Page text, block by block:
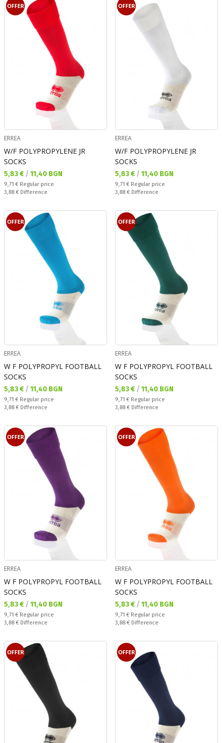
OFFER
ERREA
W/F POLYPROPYLENE JR
SOCKS
Текуща цена:
5,83 € / 11,40 BGN
Regular price:
9,71 € Regular price
Спестявате:
3,88 € Difference
OFFER
ERREA
W/F POLYPROPYLENE JR
SOCKS
Текуща цена:
5,83 € / 11,40 BGN
Regular price:
9,71 € Regular price
Спестявате:
3,88 € Difference
OFFER
ERREA
W F POLYPROPYL FOOTBALL
SOCKS
Текуща цена:
5,83 € / 11,40 BGN
Regular price:
9,71 € Regular price
Спестявате:
3,88 € Difference
OFFER
ERREA
W F POLYPROPYL FOOTBALL
SOCKS
Текуща цена:
5,83 € / 11,40 BGN
Regular price:
9,71 € Regular price
Спестявате:
3,88 € Difference
OFFER
ERREA
W F POLYPROPYL FOOTBALL
SOCKS
Текуща цена:
5,83 € / 11,40 BGN
Regular price:
9,71 € Regular price
Спестявате:
3,88 € Difference
OFFER
ERREA
W F POLYPROPYL FOOTBALL
SOCKS
Текуща цена:
5,83 € / 11,40 BGN
Regular price:
9,71 € Regular price
Спестявате:
3,88 € Difference
OFFER OFFER